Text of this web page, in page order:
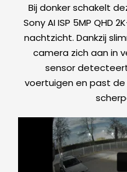
Bij donker schakelt
Sony AI ISP 5MP QHD
nachtzicht. Dankzij
camera zich aan in
sensor
voertuigen en past